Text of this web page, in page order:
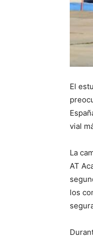
El
vial
La
AT
los